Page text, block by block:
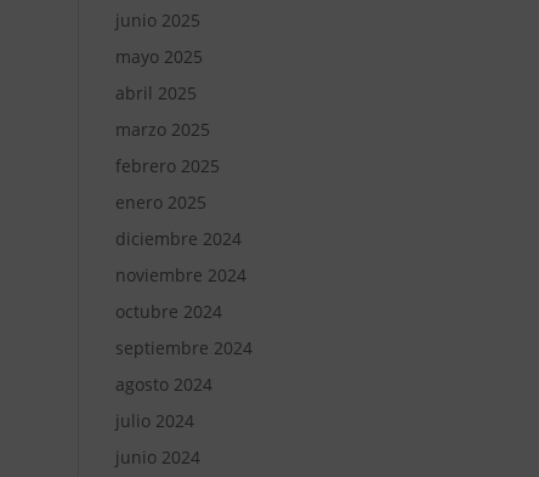
junio 2025
mayo 2025
abril 2025
marzo 2025
febrero 2025
enero 2025
diciembre 2024
noviembre 2024
octubre 2024
septiembre 2024
agosto 2024
julio 2024
junio 2024